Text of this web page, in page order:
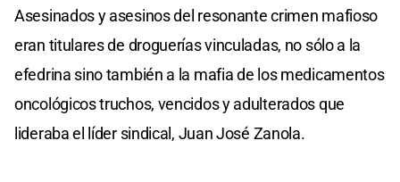
Asesinados y asesinos del resonante crimen mafioso
eran titulares de droguerías vinculadas, no sólo a la
efedrina sino también a la mafia de los medicamentos
oncológicos truchos, vencidos y adulterados que
lideraba el líder sindical, Juan José Zanola.